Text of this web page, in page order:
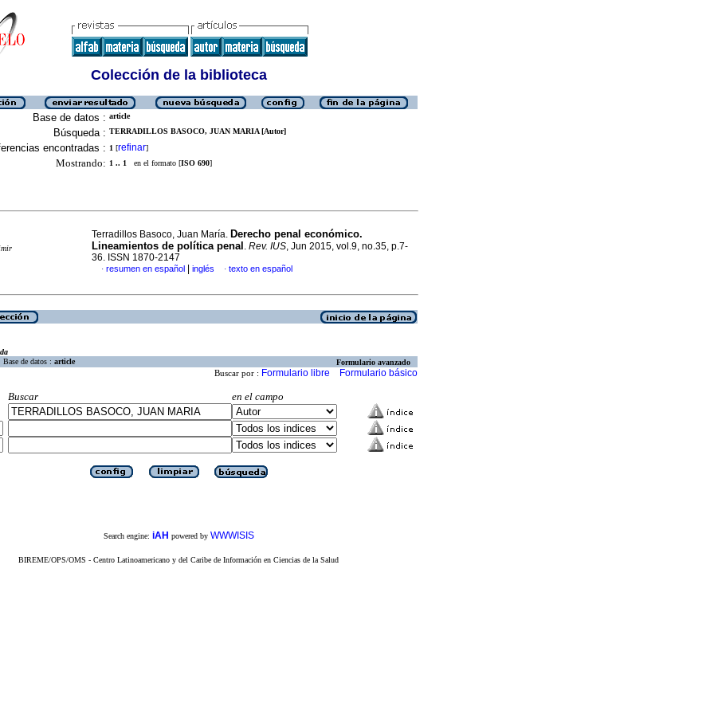
Colección de la biblioteca
Base de datos : article
Búsqueda : TERRADILLOS BASOCO, JUAN MARIA [Autor]
encontradas : 1 [refinar]
Mostrando: 1 .. 1 en el formato [ISO 690]
Terradillos Basoco, Juan María. Derecho penal económico.
Lineamientos de política penal . Rev. IUS, Jun 2015, vol.9, no.35, p.7-
36. ISSN 1870-2147
· resumen en español inglés · texto en español
Base de datos : article Formulario avanzado
Buscar por : Formulario libre Formulario básico
Buscar
en el campo
Search engine: iAH powered by WWWISIS
BIREME/OPS/OMS - Centro Latinoamericano y del Caribe de Información en Ciencias de la Salud